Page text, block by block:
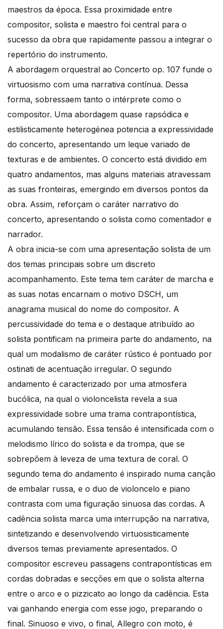
maestros da época. Essa proximidade entre
compositor, solista e maestro foi central para o
sucesso da obra que rapidamente passou a integrar o
repertório do instrumento.
A abordagem orquestral ao Concerto op. 107 funde o
virtuosismo com uma narrativa contínua. Dessa
forma, sobressaem tanto o intérprete como o
compositor. Uma abordagem quase rapsódica e
estilisticamente heterogénea potencia a expressividade
do concerto, apresentando um leque variado de
texturas e de ambientes. O concerto está dividido em
quatro andamentos, mas alguns materiais atravessam
as suas fronteiras, emergindo em diversos pontos da
obra. Assim, reforçam o caráter narrativo do
concerto, apresentando o solista como comentador e
narrador.
A obra inicia-se com uma apresentação solista de um
dos temas principais sobre um discreto
acompanhamento. Este tema tem caráter de marcha e
as suas notas encarnam o motivo DSCH, um
anagrama musical do nome do compositor. A
percussividade do tema e o destaque atribuído ao
solista pontificam na primeira parte do andamento, na
qual um modalismo de caráter rústico é pontuado por
ostinati de acentuação irregular. O segundo
andamento é caracterizado por uma atmosfera
bucólica, na qual o violoncelista revela a sua
expressividade sobre uma trama contrapontística,
acumulando tensão. Essa tensão é intensificada com o
melodismo lírico do solista e da trompa, que se
sobrepõem à leveza de uma textura de coral. O
segundo tema do andamento é inspirado numa canção
de embalar russa, e o duo de violoncelo e piano
contrasta com uma figuração sinuosa das cordas. A
cadência solista marca uma interrupção na narrativa,
sintetizando e desenvolvendo virtuosisticamente
diversos temas previamente apresentados. O
compositor escreveu passagens contrapontísticas em
cordas dobradas e secções em que o solista alterna
entre o arco e o pizzicato ao longo da cadência. Esta
vai ganhando energia com esse jogo, preparando o
final. Sinuoso e vivo, o final, Allegro con moto, é